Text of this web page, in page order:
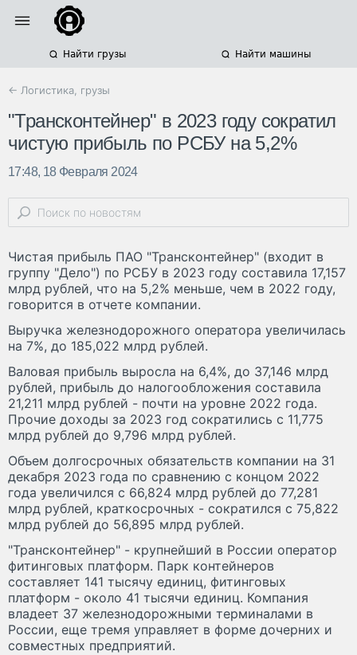
Найти грузы Найти машины
← Логистика, грузы
"Трансконтейнер" в 2023 году сократил
чистую прибыль по РСБУ на 5,2%
17:48, 18 Февраля 2024
Чистая прибыль ПАО "Трансконтейнер" (входит в
группу "Дело") по РСБУ в 2023 году составила 17,157
млрд рублей, что на 5,2% меньше, чем в 2022 году,
говорится в отчете компании.
Выручка железнодорожного оператора увеличилась
на 7%, до 185,022 млрд рублей.
Валовая прибыль выросла на 6,4%, до 37,146 млрд
рублей, прибыль до налогообложения составила
21,211 млрд рублей - почти на уровне 2022 года.
Прочие доходы за 2023 год сократились с 11,775
млрд рублей до 9,796 млрд рублей.
Объем долгосрочных обязательств компании на 31
декабря 2023 года по сравнению с концом 2022
года увеличился с 66,824 млрд рублей до 77,281
млрд рублей, краткосрочных - сократился с 75,822
млрд рублей до 56,895 млрд рублей.
"Трансконтейнер" - крупнейший в России оператор
фитинговых платформ. Парк контейнеров
составляет 141 тысячу единиц, фитинговых
платформ - около 41 тысячи единиц. Компания
владеет 37 железнодорожными терминалами в
России, еще тремя управляет в форме дочерних и
совместных предприятий.